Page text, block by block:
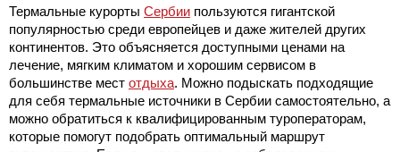
Термальные курорты Сербии пользуются гигантской
популярностью среди европейцев и даже жителей других
континентов. Это объясняется доступными ценами на
лечение, мягким климатом и хорошим сервисом в
большинстве мест отдыха. Можно подыскать подходящие
для себя термальные источники в Сербии самостоятельно, а
можно обратиться к квалифицированным туроператорам,
которые помогут подобрать оптимальный маршрут